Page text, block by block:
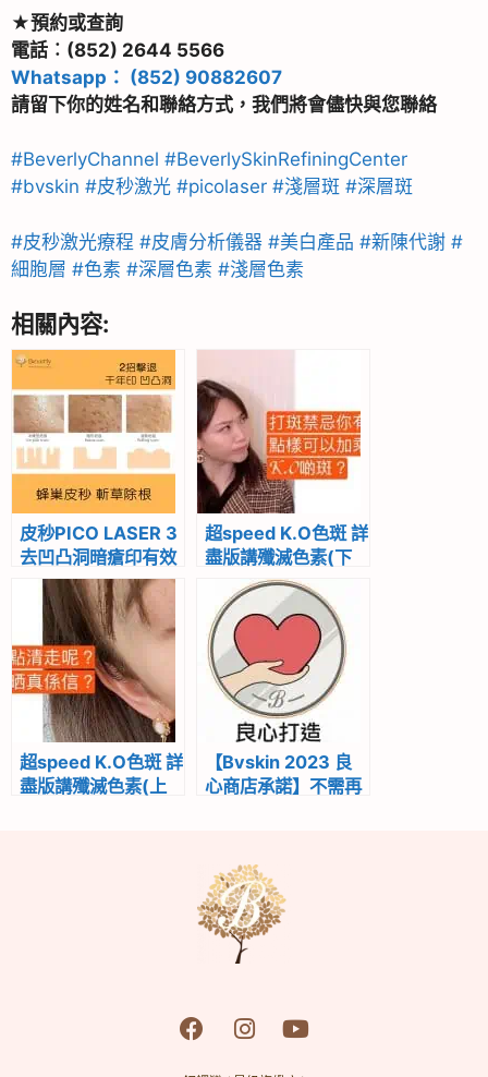
★預約或查詢
電話︰(852) 2644 5566
Whatsapp： (852) 90882607
請留下你的姓名和聯絡方式，我們將會儘快與您聯絡
#BeverlyChannel #BeverlySkinRefiningCenter
#bvskin #皮秒激光 #picolaser #淺層斑 #深層斑
#皮秒激光療程 #皮膚分析儀器 #美白產品 #新陳代謝 #
細胞層 #色素 #深層色素 #淺層色素
相關內容:
皮秒PICO LASER 3
去凹凸洞暗瘡印有效
嗎？｜推介755蜂巢
皮秒激光2021｜
Beverly Skin
Refining Center hk
超speed K.O色斑 詳
盡版講殲滅色素(下
集)-Beverly
Channel
超speed K.O色斑 詳
盡版講殲滅色素(上
【Bvskin 2023 良
心商店承諾】不需再